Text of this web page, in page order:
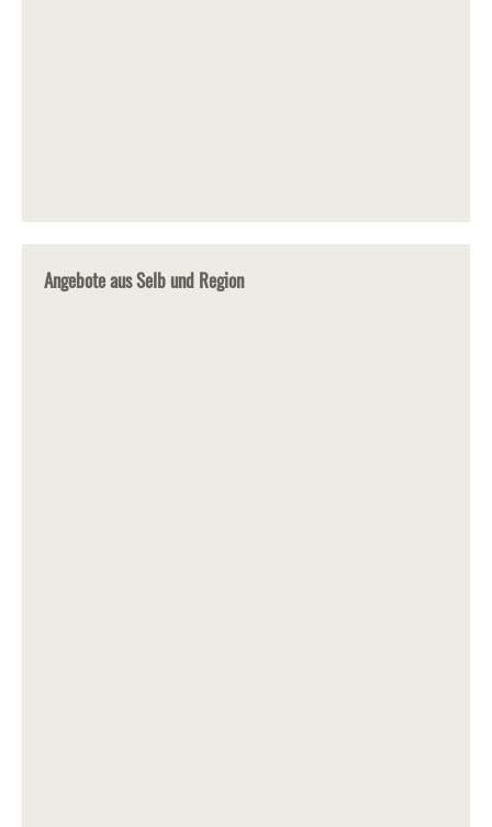
Angebote aus Selb und Region